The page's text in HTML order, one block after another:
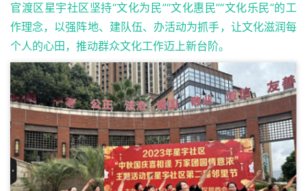
官渡区星宇社区坚持“文化为民”“文化惠民”“文化乐民”的工
作理念，以强阵地、建队伍、办活动为抓手，让文化滋润每
个人的心田，推动群众文化工作迈上新台阶。